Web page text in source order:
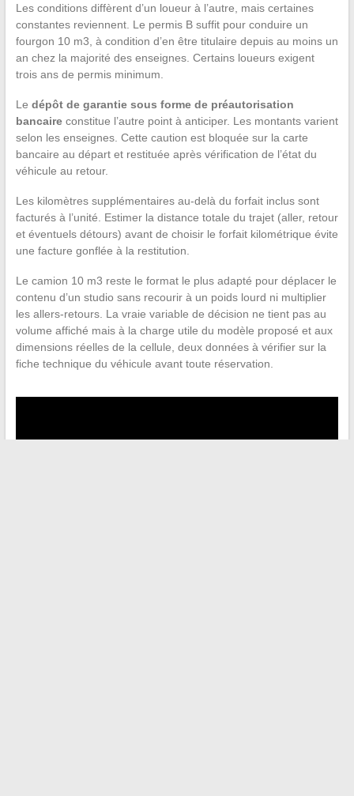
Les conditions diffèrent d’un loueur à l’autre, mais certaines
constantes reviennent. Le permis B suffit pour conduire un
fourgon 10 m3, à condition d’en être titulaire depuis au moins un
an chez la majorité des enseignes. Certains loueurs exigent
trois ans de permis minimum.
Le dépôt de garantie sous forme de préautorisation
bancaireconstitue l’autre point à anticiper. Les montants varient
selon les enseignes. Cette caution est bloquée sur la carte
bancaire au départ et restituée après vérification de l’état du
véhicule au retour.
Les kilomètres supplémentaires au-delà du forfait inclus sont
facturés à l’unité. Estimer la distance totale du trajet (aller, retour
et éventuels détours) avant de choisir le forfait kilométrique évite
une facture gonflée à la restitution.
Le camion 10 m3 reste le format le plus adapté pour déplacer le
contenu d’un studio sans recourir à un poids lourd ni multiplier
les allers-retours. La vraie variable de décision ne tient pas au
volume affiché mais à la charge utile du modèle proposé et aux
dimensions réelles de la cellule, deux données à vérifier sur la
fiche technique du véhicule avant toute réservation.